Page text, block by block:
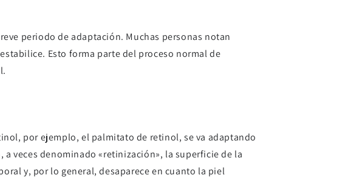
periodo de adaptación. Muchas personas notan
Esto forma parte del proceso normal de
por ejemplo, el palmitato de retinol, se va adaptando
veces denominado «retinización», la superficie de la
y, por lo general, desaparece en cuanto la piel